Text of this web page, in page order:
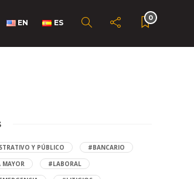
EN ES
0
Y PÚBLICO
#BANCARIO
MAYOR
#LABORAL